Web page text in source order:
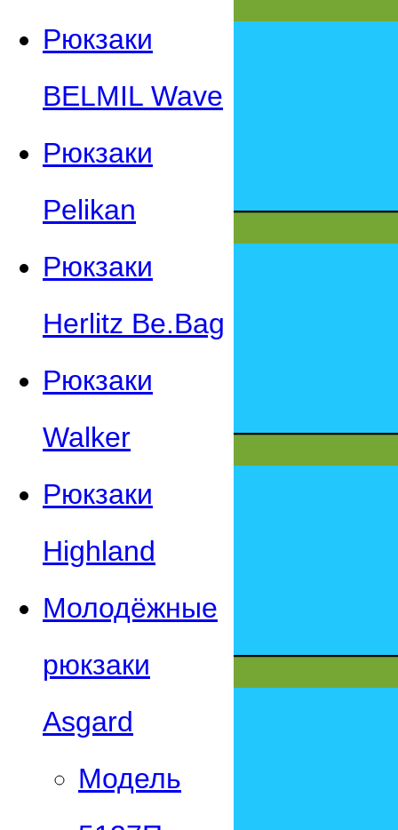
Рюкзаки
BELMIL Wave
Рюкзаки
Pelikan
Рюкзаки
Herlitz Be.Bag
Рюкзаки
Walker
Рюкзаки
Highland
Молодёжные
рюкзаки
Asgard
Модель